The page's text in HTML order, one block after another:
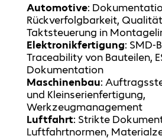
Automotive:
Rückverfolgbarkeit,
Taktsteuerung in
Elektronikfertigung: SMD-
Traceability von Bauteilen,
Dokumentation
Maschinenbau:
und Kleinserienfertigung,
Werkzeugmanagement
Luftfahrt: Strikte
Luftfahrtnormen,